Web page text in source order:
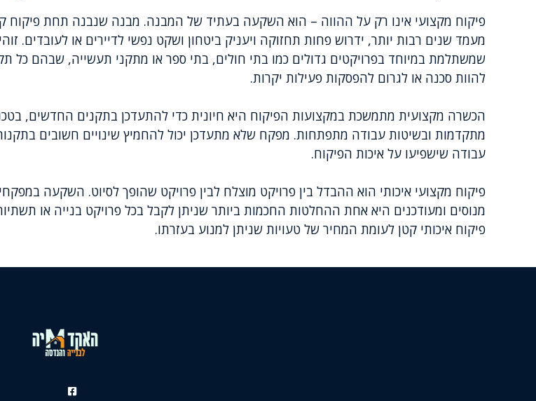
פיקוח מקצועי אינו רק על ההווה – הוא השקעה בעתיד של המבנה. מבנה שנבנה תחת פיקוח
מעמד שנים רבות יותר, ידרוש פחות תחזוקה ויעניק ביטחון ושקט נפשי לדיירים או לעובדים.
שמשתלמת במיוחד בפרויקטים גדולים כמו בתי חולים, בתי ספר או מתקני תעשייה, שבהם כל
להוות סכנה או לגרום להפסקות פעילות יקרות.
הכשרה מקצועית מתמשכת במקצועות הפיקוח היא חיונית כדי להתעדכן בתקנים החדשים,
מתקדמות ובשיטות עבודה מתפתחות. מפקח שלא מתעדכן יכול להחמיץ שינויים חשובים
עבודה שישפיעו על איכות הפיקוח.
פיקוח מקצועי איכותי הוא ההבדל בין פרויקט מוצלח לבין פרויקט שהופך לסיוט. השקעה
מנוסים ומעודכנים היא אחת ההחלטות החכמות ביותר שניתן לקבל בכל פרויקט בנייה או
פיקוח איכותי קטן לעומת המחיר של טעויות שניתן למנוע בעזרתו.